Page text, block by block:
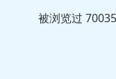
被浏览过